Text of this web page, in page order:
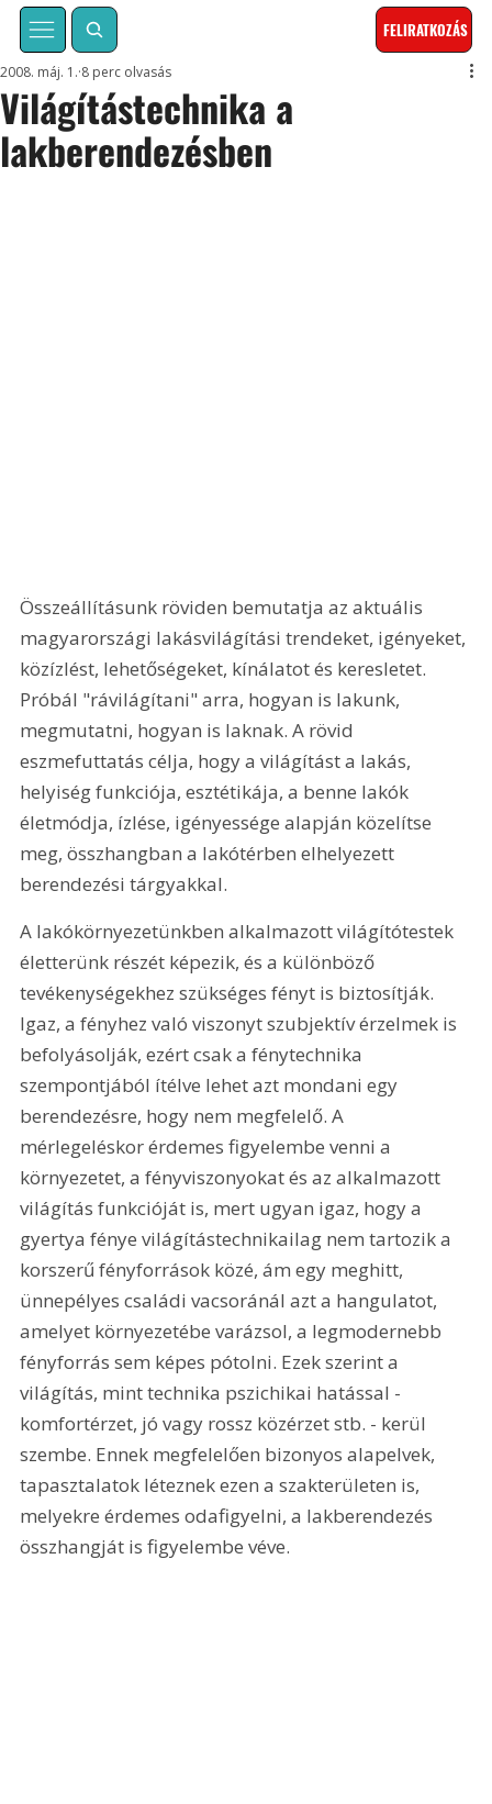
FELIRATKOZÁS
Világítástechnika a
lakberendezésben
2008. máj. 1. 8 perc olvasás
Összeállításunk röviden bemutatja az aktuális
magyarországi lakásvilágítási trendeket, igényeket,
közízlést, lehetőségeket, kínálatot és keresletet.
Próbál "rávilágítani" arra, hogyan is lakunk,
megmutatni, hogyan is laknak. A rövid
eszmefuttatás célja, hogy a világítást a lakás,
helyiség funkciója, esztétikája, a benne lakók
életmódja, ízlése, igényessége alapján közelítse
meg, összhangban a lakótérben elhelyezett
berendezési tárgyakkal.
A lakókörnyezetünkben alkalmazott világítótestek
életterünk részét képezik, és a különböző
tevékenységekhez szükséges fényt is biztosítják.
Igaz, a fényhez való viszonyt szubjektív érzelmek is
befolyásolják, ezért csak a fénytechnika
szempontjából ítélve lehet azt mondani egy
berendezésre, hogy nem megfelelő. A
mérlegeléskor érdemes figyelembe venni a
környezetet, a fényviszonyokat és az alkalmazott
világítás funkcióját is, mert ugyan igaz, hogy a
gyertya fénye világítástechnikailag nem tartozik a
korszerű fényforrások közé, ám egy meghitt,
ünnepélyes családi vacsoránál azt a hangulatot,
amelyet környezetébe varázsol, a legmodernebb
fényforrás sem képes pótolni. Ezek szerint a
világítás, mint technika pszichikai hatással -
komfortérzet, jó vagy rossz közérzet stb. - kerül
szembe. Ennek megfelelően bizonyos alapelvek,
tapasztalatok léteznek ezen a szakterületen is,
melyekre érdemes odafigyelni, a lakberendezés
összhangját is figyelembe véve.